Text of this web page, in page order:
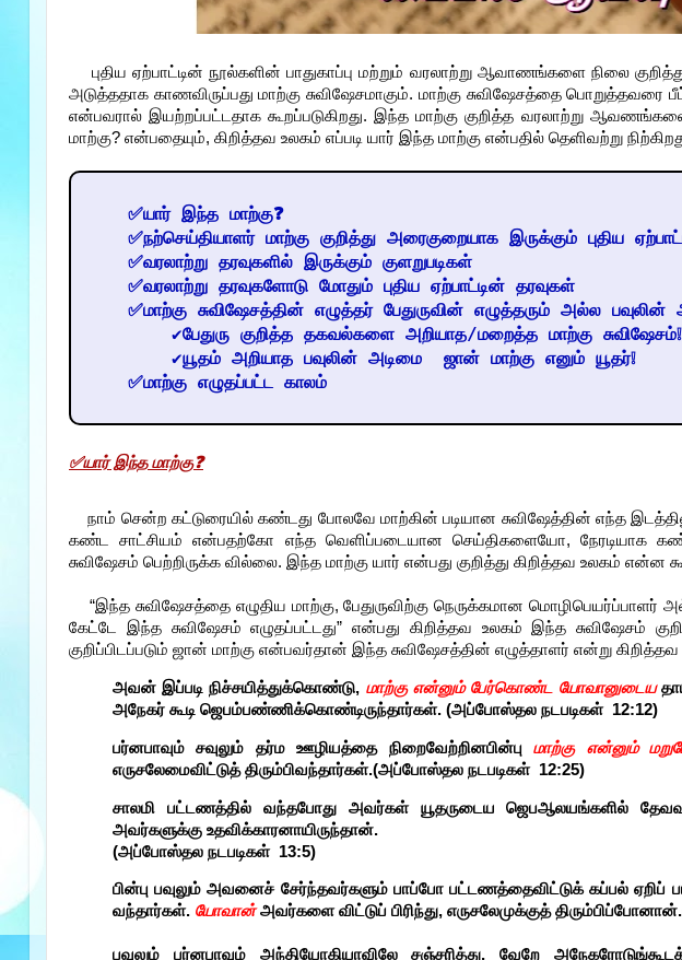
புதிய ஏற்பாட்டின் நூல்களின் பாதுகாப்பு மற்றும் வரலாற்று ஆவாணங்களை நிலை
அடுத்ததாக காணவிருப்பது மாற்கு சுவிஷேசமாகும். மாற்கு சுவிஷேசத்தை
என்பவரால் இயற்றப்பட்டதாக கூறப்படுகிறது. இந்த மாற்கு குறித்த வரலாற்று
மாற்கு? என்பதையும், கிறித்தவ உலகம் எப்படி யார் இந்த மாற்கு என்பதில் தெளிவற்று
✅யார் இந்த மாற்கு❓
✅நற்செய்தியாளர் மாற்கு குறித்து அரைகுறையாக இருக்கும் புதிய
✅வரலாற்று தரவுகளில் இருக்கும் குளறுபடிகள்
✅வரலாற்று தரவுகளோடு மோதும் புதிய ஏற்பாட்டின் தரவுகள்
✅மாற்கு சுவிஷேசத்தின் எழுத்தர் பேதுருவின் எழுத்தரும் அல்ல
✔பேதுரு குறித்த தகவல்களை அறியாத/மறைத்த மாற்கு சுவிஷேசம்❕
✔யூதம் அறியாத பவுலின் அடிமை  ஜான் மாற்கு எனும் யூதர்❕
✅மாற்கு எழுதப்பட்ட காலம்
✅யார் இந்த மாற்கு❓
நாம் சென்ற கட்டுரையில் கண்டது போலவே மாற்கின் படியான சுவிஷேத்தின் எந்த
கண்ட சாட்சியம் என்பதற்கோ எந்த வெளிப்படையான செய்திகளையோ, நேரடியாக
சுவிஷேசம் பெற்றிருக்க வில்லை. இந்த மாற்கு யார் என்பது குறித்து கிறித்தவ உலகம்
“இந்த சுவிஷேசத்தை எழுதிய மாற்கு, பேதுருவிற்கு நெருக்கமான மொழிபெயர்ப்பாளர்
கேட்டே இந்த சுவிஷேசம் எழுதப்பட்டது” என்பது கிறித்தவ உலகம் இந்த சுவிஷேசம்
குறிப்பிடப்படும் ஜான் மாற்கு என்பவர்தான் இந்த சுவிஷேசத்தின் எழுத்தாளர் என்று கிறித்தவ
அவன் இப்படி நிச்சயித்துக்கொண்டு, மாற்கு என்னும் பேர்கொண்ட யோவானுடைய
அநேகர் கூடி ஜெபம்பண்ணிக்கொண்டிருந்தார்கள். (அப்போஸ்தல நடபடிகள் 12:12)
பர்னபாவும் சவுலும் தர்ம ஊழியத்தை நிறைவேற்றினபின்புமாற்கு என்னும்
எருசலேமைவிட்டுத் திரும்பிவந்தார்கள்.(அப்போஸ்தல நடபடிகள் 12:25)
சாலமி பட்டணத்தில் வந்தபோது அவர்கள் யூதருடைய ஜெபஆலயங்களில்
அவர்களுக்கு உதவிக்காரனாயிருந்தான்.
(அப்போஸ்தல நடபடிகள் 13:5)
பின்பு பவுலும் அவனைச் சேர்ந்தவர்களும் பாப்போ பட்டணத்தைவிட்டுக் கப்பல் ஏறிப்
வந்தார்கள். யோவான்அவர்களை விட்டுப் பிரிந்து, எருசலேமுக்குத்
பவுலும் பர்னபாவும் அந்தியோகியாவிலே சஞ்சரித்து, வேறே